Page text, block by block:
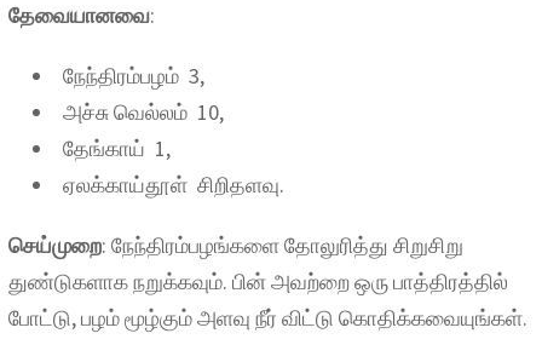
தேவையானவை:
நேந்திரம்பழம் 3,
அச்சு வெல்லம் 10,
தேங்காய் 1,
ஏலக்காய்தூள் சிறிதளவு.
செய்முறை: நேந்திரம்பழங்களை தோலுரித்து சிறுசிறு
துண்டுகளாக நறுக்கவும். பின் அவற்றை ஒரு பாத்திரத்தில்
போட்டு, பழம் மூழ்கும் அளவு நீர் விட்டு கொதிக்கவையுங்கள்.